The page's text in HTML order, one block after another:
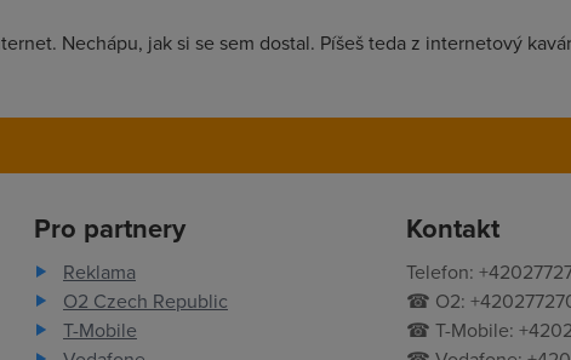
Nechápu, jak si se sem dostal. Píšeš teda z internetový
Pro partnery
Reklama
O2 Czech Republic
T-Mobile
Kontakt
Telefon:
☎ O2:
☎ T-Mobile: